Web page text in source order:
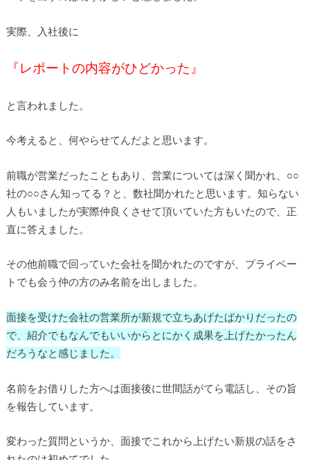
実際、入社後に
『レポートの内容がひどかった』
と言われました。
今考えると、何やらせてんだよと思います。
前職が営業だったこともあり、営業については深く聞かれ、○○
社の○○さん知ってる？と、数社聞かれたと思います。知らない
人もいましたが実際仲良くさせて頂いていた方もいたので、正
直に答えました。
その他前職で回っていた会社を聞かれたのですが、プライベー
トでも会う仲の方のみ名前を出しました。
面接を受けた会社の営業所が新規で立ちあげたばかりだったの
で、紹介でもなんでもいいからとにかく成果を上げたかったん
だろうなと感じました。
名前をお借りした方へは面接後に世間話がてら電話し、その旨
を報告しています。
変わった質問というか、面接でこれから上げたい新規の話をさ